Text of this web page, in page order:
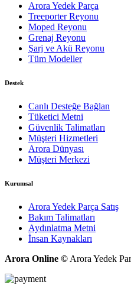
Arora Yedek Parça
Treeporter Reyonu
Moped Reyonu
Grenaj Reyonu
Şarj ve Akü Reyonu
Tüm Modeller
Destek
Canlı Desteğe Bağlan
Tüketici Metni
Güvenlik Talimatları
Müşteri Hizmetleri
Arora Dünyası
Müşteri Merkezi
Kurumsal
Arora Yedek Parça Satış
Bakım Talimatları
Aydınlatma Metni
İnsan Kaynakları
Arora Online © Arora Yedek